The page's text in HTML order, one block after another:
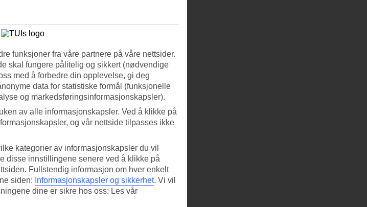
funksjoner fra våre partnere på våre nettsider.
skal fungere pålitelig og sikkert (nødvendige
med å forbedre din opplevelse, gi deg
data for statistiske formål (funksjonelle
og markedsføringsinformasjonskapsler).
av alle informasjonskapsler. Ved å klikke på
og vår nettside tilpasses ikke
kategorier av informasjonskapsler du vil
disse innstillingene senere ved å klikke på
Fullstendig informasjon om hver enkelt
siden: Informasjonskapsler og sikkerhet. Vi vil
dine er sikre hos oss: Les vår